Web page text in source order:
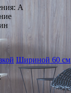
A
Шириной 60 см